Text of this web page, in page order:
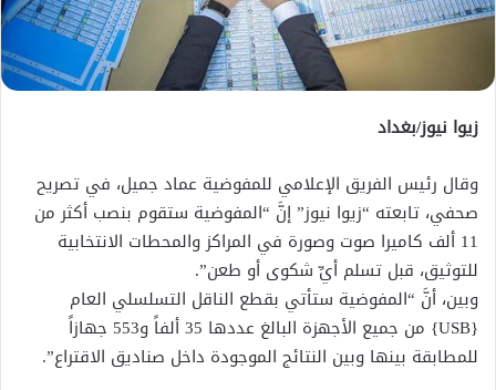
زيوا نيوز/بغداد
وقال رئيس الفريق الإعلامي للمفوضية عماد جميل، في تصريح
صحفي، تابعته “زيوا نيوز” إنَّ “المفوضية ستقوم بنصب أكثر من
11 ألف كاميرا صوت وصورة في المراكز والمحطات الانتخابية
للتوثيق، قبل تسلم أيِّ شكوى أو طعن”.
وبين، أنَّ “المفوضية ستأتي بقطع الناقل التسلسلي العام
{USB} من جميع الأجهزة البالغ عددها 35 ألفاً و553 جهازاً
للمطابقة بينها وبين النتائج الموجودة داخل صناديق الاقتراع”.